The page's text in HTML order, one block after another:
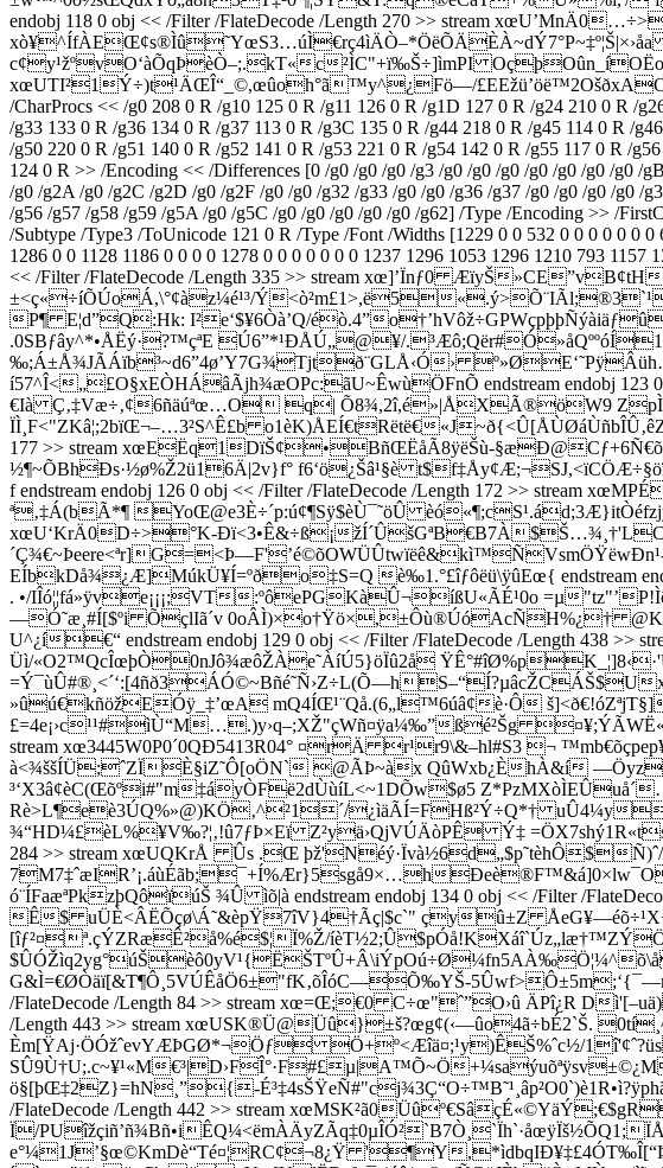
endobj 118 0 obj << /Filter /FlateDecode /Length 270 >> stream
xò¥^ÍfÀEŒ¢s®Ìû˜YœS3…úÌ€rç4ìÄÒ–*ÖëÕÄÈÀ~dÝ7°P~‡º¦Š|×›åa
c¢y¹žºvO‘àÕqÞèÒ–;.kT«c²­ÌC"+ï‰Š÷]ìmPI OçþOûn_íOËoã
xœUTI²1Ý÷)t¹ÄŒÎ“_©,œûoh°ã™y^¿Fö—/
/CharProcs << /g0 208 0 R /g10 125 0 R /g11 126 0 R /g1D 127 0 R /g24 210 0 R /
/g33 133 0 R /g36 134 0 R /g37 113 0 R /g3C 135 0 R /g44 218 0 R /g45 114 0 R /
/g50 220 0 R /g51 140 0 R /g52 141 0 R /g53 221 0 R /g54 142 0 R /g55 117 0 R /
124 0 R >> /Encoding << /Differences [0 /g0 /g0 /g0 /g3 /g0 /g0 /g0 /g0 /g0 /g0 /g0 /
/g0 /g2A /g0 /g2C /g2D /g0 /g2F /g0 /g0 /g32 /g33 /g0 /g0 /g36 /g37 /g0 /g0 /g0 /g0 /
/g56 /g57 /g58 /g59 /g5A /g0 /g5C /g0 /g0 /g0 /g0 /g0 /g62] /Type /Encoding >> /
/Subtype /Type3 /ToUnicode 121 0 R /Type /Font /Widths [1229 0 0 532 0 0 0 0 0 0
1286 0 0 1128 1186 0 0 0 0 1278 0 0 0 0 0 0 0 1237 1296 1053 1296 1210 793
<< /Filter /FlateDecode /Length 335 >> stream xœ]’Ïnƒ0 ÆïyŠ
±<ç«÷íÕÚoÁ,\°¢àz¼é¹³/Ý<ò²m£1>,ë5
P¶ E¦d”Q:Hk: I²e‘$¥6Òà’Q/éò.4”
.0SBƒây^*•ÅËý·?™çªE Ú6”*¹ÐÅÚ„@¥/
‰;Á±Å¾JÃÁïb³~d6”4ø’Y7G¾Tjtð¨GLÅ‹Ó›
í57^Î<„£O§xEÒHÁâÃjh¾æOPc:ãU~ÊwùÖFnÕ endstream endobj
€Ià Ç‚‡Væ÷‚¢6ñäúªœ…O q| Õ8­¾,2î,é»|ÅXÃ®öW9
ÏÌ¸F<"ZKâ¦;2bïŒ¬–…3²S^Ê£b o1èK)ÅEÍ€tRëtë€
177 >> stream xœEËq1DïŠ¢•BñŒËåÃ8ÿëŠù-
½¶~ÕBhÐs·½ø%Ž2ü16Ä|2v}f° f6‘ö¿Šâ¹§è
f endstream endobj 126 0 obj << /Filter /FlateDecode /Length 172 >>
ª‚‡Á(bÃ*¶ YoŒ@e3È÷´p:ú¢¶Sÿ$èÙ¯˜öÛ
xœU‘KrÄ0D÷>°K-Ðï<3•Ê&÷ß¡
EÍbkDå¾¿Æ]MúkÜ¥Í=ºðo‡S=Q­ è‰1.°£îƒôëü\ÿûEœ{ endstream
. •/IÎó¦¦fá»ÿve¡¡¡;VT:ºôePGKàÛ¬íßU«ÃÉ¹0o =µ
—Ó˜æ¸#Í[$ºi ÕçlIã´v 0oÂÌ)×o†Ÿö×,±Ôù®ÚóAcÑH%¿† @K
U^¿í€“ endstream endobj 129 0 obj << /Filter /FlateDecode /Length 438
Üì/«O2™QcÎœþÒ0nJô¾æôŽÀe˜ÀíÚ5}öÏû2å
=Ý¯ùÛ#®¸<´‘:[4ñð3ÁÓ©~Bñé˜Ñ›Z÷L(Õ—hS–“Í?µâcŽCÁŠ$U
»ûú€kñöžEÓÿ_‡’œA mQ4ÍŒ¹¨Qå.(6„l™6úâ¢è·Ô
£=4e¡›c¹¹#ìÙ“M….)y›q–;XŽ"çWñ¤ÿa¼‰”ßé²Šg
stream xœ3445W0P0´0QÐ5413R04° ¤rÄ r¹r9\&–hl#S3 ¬
à<¾ššÍÜ;ˆZÏÈ§iZ˜Ô[oÖN` @ÃÞ~àx QûWxb¿ÈhÀ&í
³‘X3â¢èC(Œõºi#"m‡áyÒFë2dÙùíL<~1DÕw$ø5
Rè>L¶eè3ÚQ%»@)KÖ‚^²1´/¿ìäÃÍ=FHß²Ý÷Q*† uÛ4¼y
¾“HD¼£èL%¥V‰?¦‚!û7ƒÞ×Eï Z²yä›QjVÚÄòPÊ Ý‡
284 >> stream xœUQKrÅ Ûs .Œ þž'Néý·Ïvà½6d„$p˜tèhÔ$
7M7‡ˆæIR’¡.áùÉãb;¯+Í%Ær}5sgå9×…h
ó¨ÍFaæªPkzþQôïúŠ ¾Û ìõ|à endstream endobj 134 0 obj << /Filter /
Ê$ uÜÈ<ÂËÕçø\Á˜&èpŸ7îV}4†Ãç|$c`" çyû±Z
[îƒ²¤ª.çÝZRæÊ²å%é$¦Ï%Ž/
G&Ì=€ØÒäï[&T¶Ô¸5VÚÊåÖ6±"fK‚õÎóC—Õ‰YŠ-
/FlateDecode /Length 84 >> stream xœ=Œ;€0 C÷œ"ˆ”O›û ÄPî¿R D
/Length 443 >> stream xœUSK®Ü@Üû}±š?œg¢(‹—ûo4ã÷bÉ2`Š.
Èm[ŸAj·ÖÓžˆevYÆÞGØ*¬Öƒ Ö+º<Æîä¤;¹y)ÊŠ%ˆc½/
SÛ9Ù†U;.c~¥¹«M€³|D›FÎ°·F#£µ|A™Õ~Ö
ö§[þŒ‡2Z}=hN¸”{-
/FlateDecode /Length 442 >> stream
Ï/
e°¼1J’§œ©KmDè“Té¤¦RC¢¬8¿Ÿ '¶Y